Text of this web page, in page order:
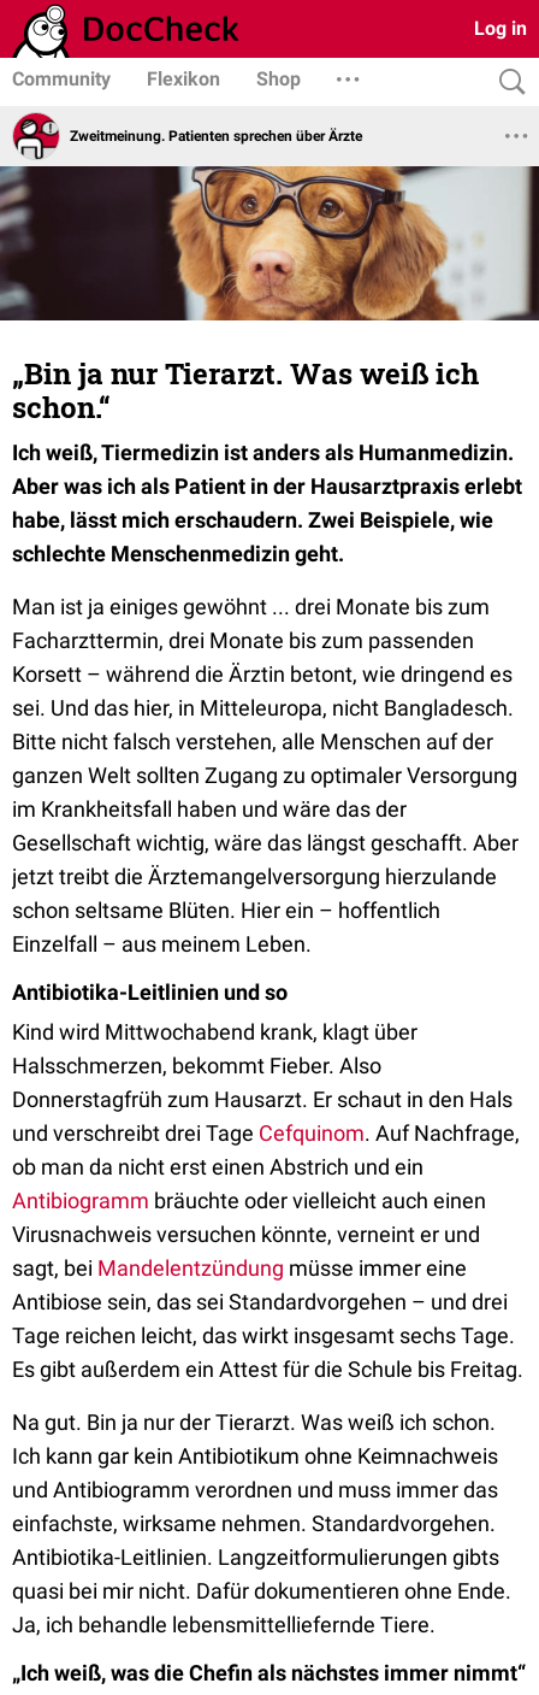
Log in
Community Flexikon Shop
Zweitmeinung. Patienten sprechen über Ärzte
„Bin ja nur Tierarzt. Was weiß ich
schon.“
Ich weiß, Tiermedizin ist anders als Humanmedizin.
Aber was ich als Patient in der Hausarztpraxis erlebt
habe, lässt mich erschaudern. Zwei Beispiele, wie
schlechte Menschenmedizin geht.
Man ist ja einiges gewöhnt ... drei Monate bis zum
Facharzttermin, drei Monate bis zum passenden
Korsett – während die Ärztin betont, wie dringend es
sei. Und das hier, in Mitteleuropa, nicht Bangladesch.
Bitte nicht falsch verstehen, alle Menschen auf der
ganzen Welt sollten Zugang zu optimaler Versorgung
im Krankheitsfall haben und wäre das der
Gesellschaft wichtig, wäre das längst geschafft. Aber
jetzt treibt die Ärztemangelversorgung hierzulande
schon seltsame Blüten. Hier ein – hoffentlich
Einzelfall – aus meinem Leben.
Antibiotika-Leitlinien und so
Kind wird Mittwochabend krank, klagt über
Halsschmerzen, bekommt Fieber. Also
Donnerstagfrüh zum Hausarzt. Er schaut in den Hals
und verschreibt drei Tage Cefquinom. Auf Nachfrage,
ob man da nicht erst einen Abstrich und ein
Antibiogramm bräuchte oder vielleicht auch einen
Virusnachweis versuchen könnte, verneint er und
sagt, bei Mandelentzündung müsse immer eine
Antibiose sein, das sei Standardvorgehen – und drei
Tage reichen leicht, das wirkt insgesamt sechs Tage.
Es gibt außerdem ein Attest für die Schule bis Freitag.
Na gut. Bin ja nur der Tierarzt. Was weiß ich schon.
Ich kann gar kein Antibiotikum ohne Keimnachweis
und Antibiogramm verordnen und muss immer das
einfachste, wirksame nehmen. Standardvorgehen.
Antibiotika-Leitlinien. Langzeitformulierungen gibts
quasi bei mir nicht. Dafür dokumentieren ohne Ende.
Ja, ich behandle lebensmittelliefernde Tiere.
„Ich weiß, was die Chefin als nächstes immer nimmt“